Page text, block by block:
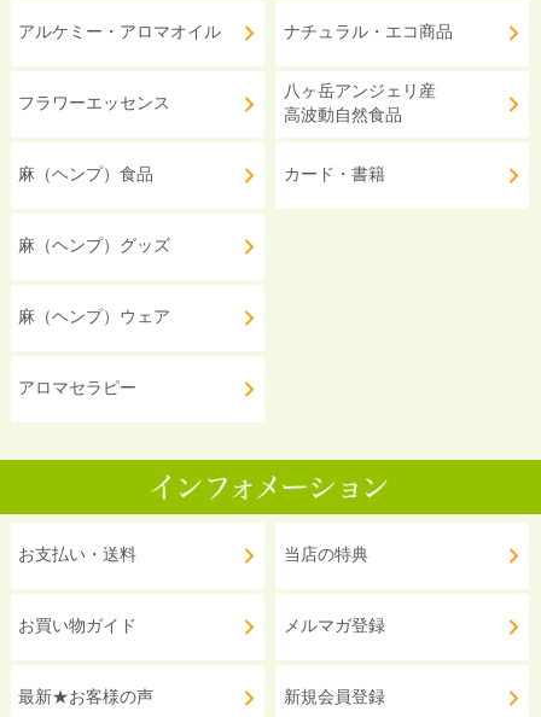
アルケミー・アロマオイル
フラワーエッセンス
麻（ヘンプ）食品
麻（ヘンプ）グッズ
麻（ヘンプ）ウェア
アロマセラピー
ナチュラル・エコ商品
八ヶ岳アンジェリ産
高波動自然食品
カード・書籍
お支払い・送料
お買い物ガイド
最新★お客様の声
当店の特典
メルマガ登録
新規会員登録